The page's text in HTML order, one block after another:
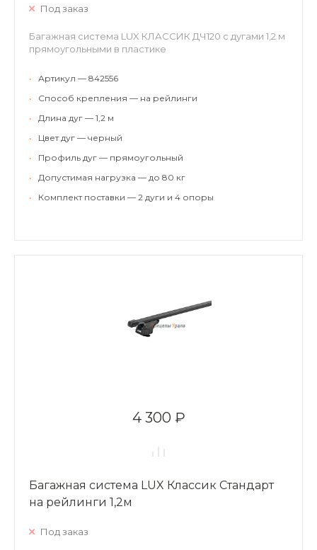
Под заказ
Багажная система LUX КЛАССИК ДЧ120 с дугами 1,2 м
прямоугольными в пластике
•
Артикул — 842556
•
Способ крепления — на рейлинги
•
Длина дуг — 1,2 м
•
Цвет дуг — черный
•
Профиль дуг — прямоугольный
•
Допустимая нагрузка — до 80 кг
•
Комплект поставки — 2 дуги и 4 опоры
4 300 ₽
Багажная система LUX Классик Стандарт
на рейлинги 1,2м
Под заказ